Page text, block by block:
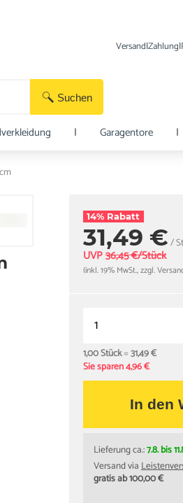
Suchen
Versand|Zahlung|
| Garagentore |
14% Rabatt
31,49 €/
UVP 36,45 €/Stück
(inkl. 19% MwSt., zzgl.
1,00 Stück=31,49 €
Sie sparen 4,96 €
In den
Lieferung ca.:7.8. bis
Versand via
gratis ab 100,00 €